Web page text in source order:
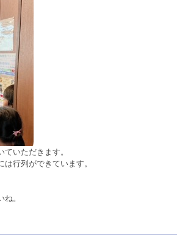
いただきます。
行列ができています。
。